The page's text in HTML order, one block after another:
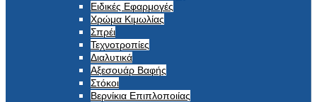
Ειδικές Εφαρμογές
Χρώμα Κιμωλίας
Σπρέι
Τεχνοτροπίες
Διαλυτικά
Αξεσουάρ Βαφής
Στόκοι
Βερνίκια Επιπλοποιίας